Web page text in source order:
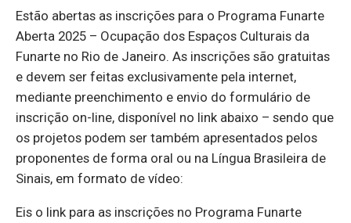
Estão abertas as inscrições para o Programa Funarte
Aberta 2025 – Ocupação dos Espaços Culturais da
Funarte no Rio de Janeiro. As inscrições são gratuitas
e devem ser feitas exclusivamente pela internet,
mediante preenchimento e envio do formulário de
inscrição on-line, disponível no link abaixo – sendo que
os projetos podem ser também apresentados pelos
proponentes de forma oral ou na Língua Brasileira de
Sinais, em formato de vídeo:
Eis o link para as inscrições no Programa Funarte